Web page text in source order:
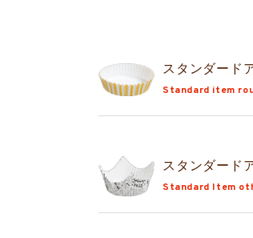
スタンダード
Standard item
スタンダード
Standard Item